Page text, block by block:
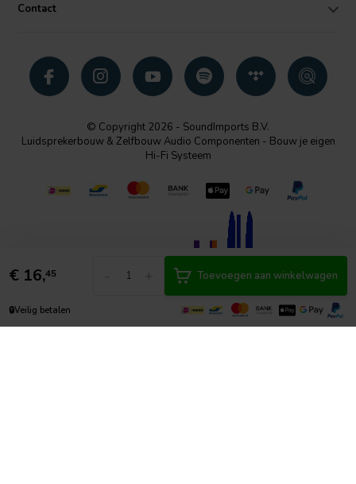
€ 16,45 Toevoegen aan winkelwagen
🔒Veilig betalen
Contact
© Copyright 2026 - SoundImports B.V.
Luidsprekerbouw & Zelfbouw Audio Componenten - Bouw je eigen
Hi-Fi Systeem